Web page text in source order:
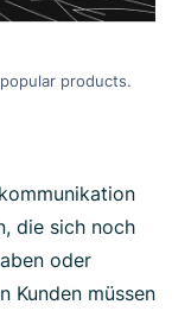
products.
die sich noch
oder
Kunden müssen